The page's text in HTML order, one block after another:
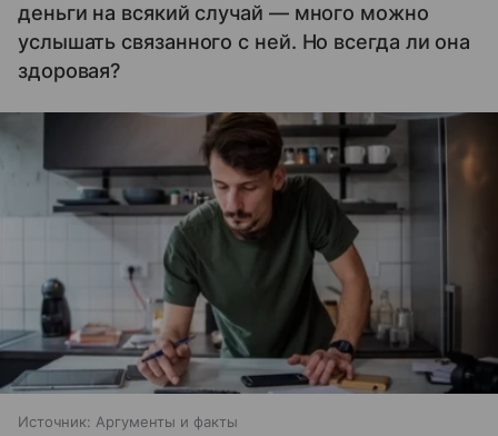
деньги на всякий случай — много можно
услышать связанного с ней. Но всегда ли она
здоровая?
Источник: Аргументы и факты